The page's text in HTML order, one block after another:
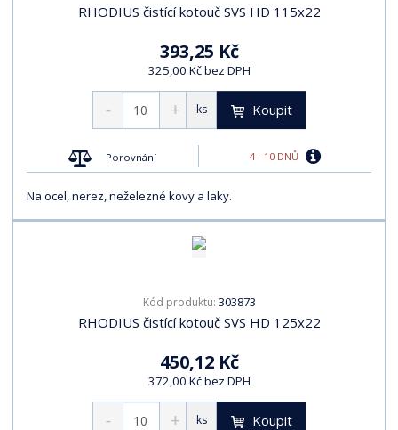
RHODIUS čistící kotouč SVS HD 115x22
393,25 Kč
325,00 Kč bez DPH
ks Koupit
Porovnání 4 - 10 DNŮ
Na ocel, nerez, neželezné kovy a laky.
Kód produktu: 303873
RHODIUS čistící kotouč SVS HD 125x22
450,12 Kč
372,00 Kč bez DPH
ks Koupit